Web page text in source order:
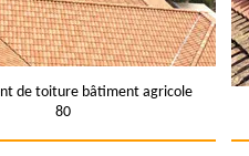
de toiture bâtiment agricole
80